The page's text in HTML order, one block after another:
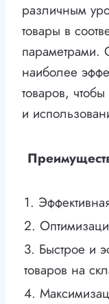
различным
товары в
параметрами.
наиболее
товаров,
и
1.
2.
3. Быстрое и
товаров на
4.